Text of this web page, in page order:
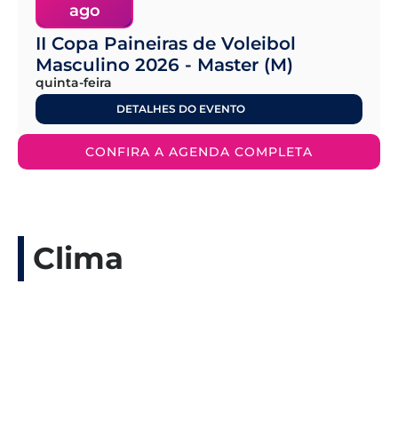
ago
II Copa Paineiras de Voleibol
Masculino 2026 - Master (M)
quinta-feira
DETALHES DO EVENTO
CONFIRA A AGENDA COMPLETA
Clima